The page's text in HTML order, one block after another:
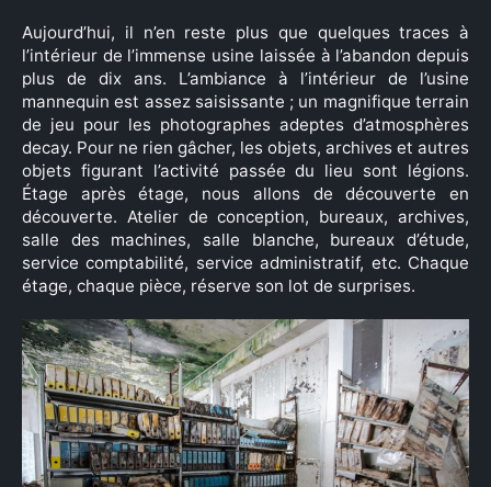
Aujourd’hui, il n’en reste plus que quelques traces à
l’intérieur de l’immense usine laissée à l’abandon depuis
plus de dix ans. L’ambiance à l’intérieur de l’usine
mannequin est assez saisissante ; un magnifique terrain
de jeu pour les photographes adeptes d’atmosphères
decay. Pour ne rien gâcher, les objets, archives et autres
objets figurant l’activité passée du lieu sont légions.
Étage après étage, nous allons de découverte en
découverte. Atelier de conception, bureaux, archives,
salle des machines, salle blanche, bureaux d’étude,
service comptabilité, service administratif, etc. Chaque
étage, chaque pièce, réserve son lot de surprises.